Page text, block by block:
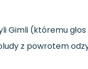
(któremu
z powrotem